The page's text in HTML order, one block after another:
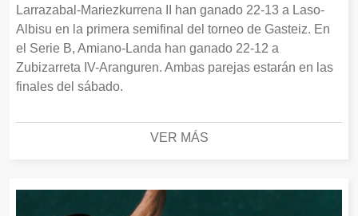
Larrazabal-Mariezkurrena II han ganado 22-13 a Laso-
Albisu en la primera semifinal del torneo de Gasteiz. En
el Serie B, Amiano-Landa han ganado 22-12 a
Zubizarreta IV-Aranguren. Ambas parejas estarán en las
finales del sábado.
VER MÁS